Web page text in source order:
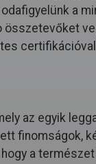
a
összetevőket
az egyik
finomságok,
a